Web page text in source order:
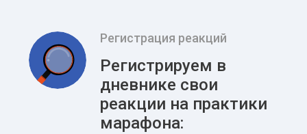
Регистрация реакций
Регистрируем в
дневнике свои
реакции на практики
марафона: